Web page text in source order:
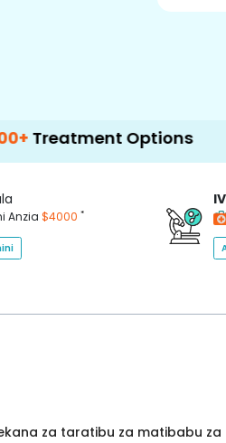
Options
Anzia $4000 *
za taratibu za matibabu